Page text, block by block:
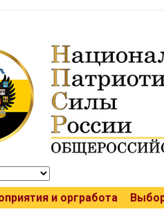
и оргработа